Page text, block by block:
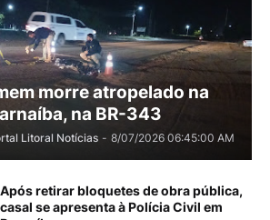
morre atropelado na
na BR-343
Litoral Notícias - 8/07/2026 06:45:00 AM
Após retirar bloquetes de obra pública,
casal se apresenta à Polícia Civil em